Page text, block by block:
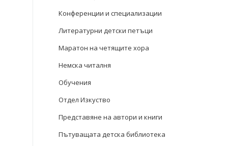
Конференции и специализации
Литературни детски петъци
Маратон на четящите хора
Немска читалня
Обучения
Отдел Изкуство
Представяне на автори и книги
Пътуващата детска библиотека